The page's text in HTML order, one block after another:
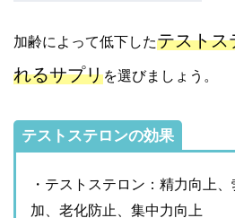
加齢によって低下したテストス
れるサプリを選びましょう。
テストステロンの効果
・テストステロン：精力向上
加、老化防止、集中力向上